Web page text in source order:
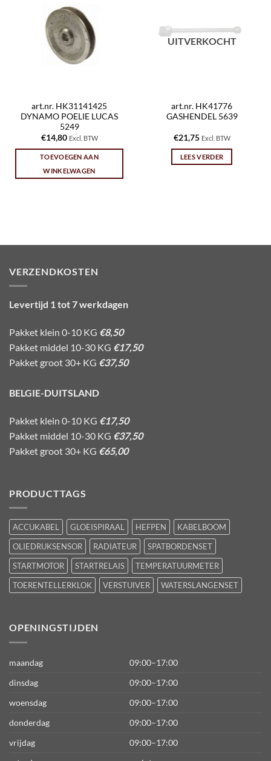
art.nr. HK31141425
DYNAMO POELIE LUCAS
5249
€14,80 Excl. BTW
TOEVOEGEN AAN
WINKELWAGEN
UITVERKOCHT
art.nr. HK41776
GASHENDEL 5639
€21,75 Excl. BTW
LEES VERDER
VERZENDKOSTEN
Levertijd 1 tot 7 werkdagen
Pakket klein 0-10 KG €8,50
Pakket middel 10-30 KG €17,50
Pakket groot 30+ KG €37,50
BELGIE-DUITSLAND
Pakket klein 0-10 KG €17,50
Pakket middel 10-30 KG €37,50
Pakket groot 30+ KG €65,00
PRODUCTTAGS
ACCUKABEL GLOEISPIRAAL HEFPEN
KABELBOOM
OLIEDRUKSENSOR
RADIATEUR
SPATBORDENSET
STARTMOTOR
STARTRELAIS
TEMPERATUURMETER
TOERENTELLERKLOK
VERSTUIVER WATERSLANGENSET
OPENINGSTIJDEN
maandag
09:00–17:00
dinsdag
09:00–17:00
woensdag
09:00–17:00
donderdag
09:00–17:00
vrijdag
09:00–17:00